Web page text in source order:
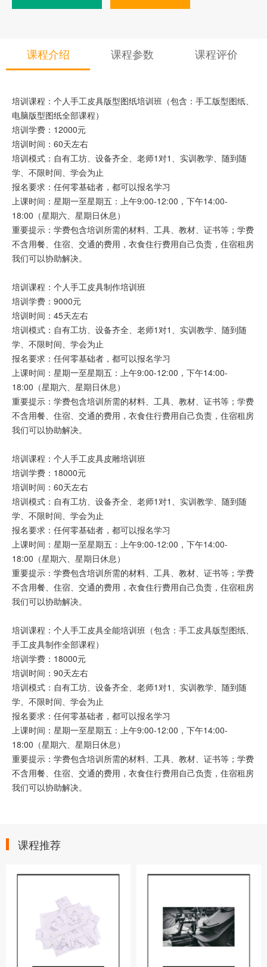
课程介绍 课程参数 课程评价
培训课程：个人手工皮具版型图纸培训班（包含：手工版型图纸、
电脑版型图纸全部课程）
培训学费：12000元
培训时间：60天左右
培训模式：自有工坊、设备齐全、老师1对1、实训教学、随到随
学、不限时间、学会为止
报名要求：任何零基础者，都可以报名学习
上课时间：星期一至星期五：上午9:00-12:00，下午14:00-
18:00（星期六、星期日休息）
重要提示：学费包含培训所需的材料、工具、教材、证书等；学费
不含用餐、住宿、交通的费用，衣食住行费用自己负责，住宿租房
我们可以协助解决。
培训课程：个人手工皮具制作培训班
培训学费：9000元
培训时间：45天左右
培训模式：自有工坊、设备齐全、老师1对1、实训教学、随到随
学、不限时间、学会为止
报名要求：任何零基础者，都可以报名学习
上课时间：星期一至星期五：上午9:00-12:00，下午14:00-
18:00（星期六、星期日休息）
重要提示：学费包含培训所需的材料、工具、教材、证书等；学费
不含用餐、住宿、交通的费用，衣食住行费用自己负责，住宿租房
我们可以协助解决。
培训课程：个人手工皮具皮雕培训班
培训学费：18000元
培训时间：60天左右
培训模式：自有工坊、设备齐全、老师1对1、实训教学、随到随
学、不限时间、学会为止
报名要求：任何零基础者，都可以报名学习
上课时间：星期一至星期五：上午9:00-12:00，下午14:00-
18:00（星期六、星期日休息）
重要提示：学费包含培训所需的材料、工具、教材、证书等；学费
不含用餐、住宿、交通的费用，衣食住行费用自己负责，住宿租房
我们可以协助解决。
培训课程：个人手工皮具全能培训班（包含：手工皮具版型图纸、
手工皮具制作全部课程）
培训学费：18000元
培训时间：90天左右
培训模式：自有工坊、设备齐全、老师1对1、实训教学、随到随
学、不限时间、学会为止
报名要求：任何零基础者，都可以报名学习
上课时间：星期一至星期五：上午9:00-12:00，下午14:00-
18:00（星期六、星期日休息）
重要提示：学费包含培训所需的材料、工具、教材、证书等；学费
不含用餐、住宿、交通的费用，衣食住行费用自己负责，住宿租房
我们可以协助解决。
课程推荐